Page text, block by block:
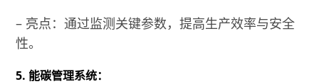
– 亮点：通过监测关键参数，提高生产效率与安全
性。
5. 能碳管理系统：